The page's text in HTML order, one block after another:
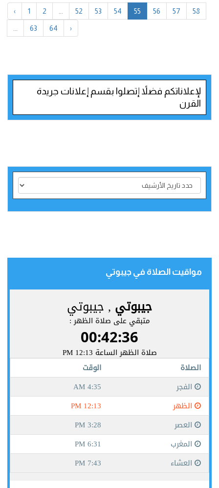
‹ 1 2 52 53 54 55 56 57 58
63 64 ›
لإعلاناتكم فضلاً إتصلوا بقسم إعلانات جريدة
القرن
مواقيت الصلاة في جيبوتي‎